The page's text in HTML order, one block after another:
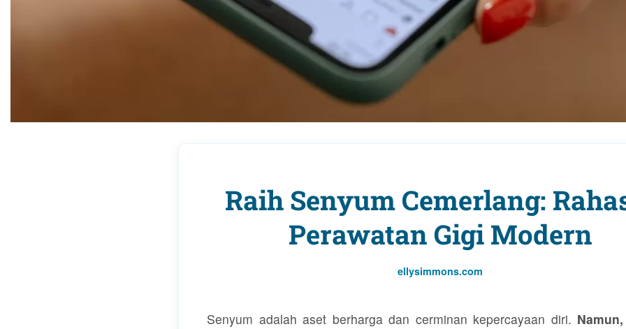
Raih Senyum Cemerlang:
Perawatan Gigi Modern
ellysimmons.com
Senyum adalah aset berharga dan cerminan kepercayaan diri. Namun,